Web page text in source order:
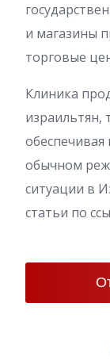
и магазины
торговые
Клиника
израильтян,
обычном
ситуации в
статьи по